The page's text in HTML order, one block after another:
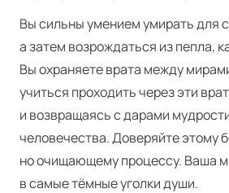
Вы сильны умением умирать для
а затем возрождаться из пепла,
Вы охраняете врата между
учиться проходить через эти
и возвращаясь с дарами
человечества. Доверяйте этому
но очищающему процессу. Ваша
в самые тёмные уголки души.